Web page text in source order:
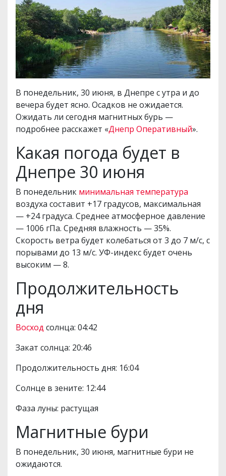
В понедельник, 30 июня, в Днепре с утра и до
вечера будет ясно. Осадков не ожидается.
Ожидать ли сегодня магнитных бурь —
подробнее расскажет «Днепр Оперативный».
Какая погода будет в
Днепре 30 июня
В понедельник минимальная температура
воздуха составит +17 градусов, максимальная
— +24 градуса. Среднее атмосферное давление
— 1006 гПа. Средняя влажность — 35%.
Скорость ветра будет колебаться от 3 до 7 м/с, с
порывами до 13 м/с. УФ-индекс будет очень
высоким — 8.
Продолжительность
дня
Восход солнца: 04:42
Закат солнца: 20:46
Продолжительность дня: 16:04
Солнце в зените: 12:44
Фаза луны: растущая
Магнитные бури
В понедельник, 30 июня, магнитные бури не
ожидаются.